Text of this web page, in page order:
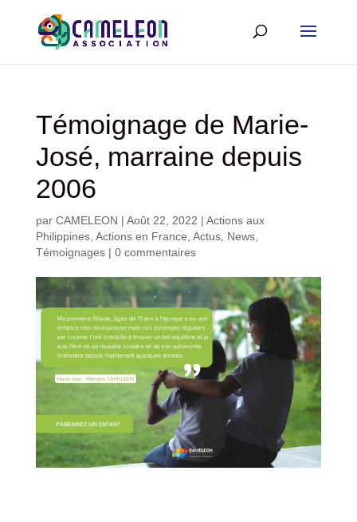
Témoignage de Marie-
José, marraine depuis
2006
par CAMELEON | Août 22, 2022 | Actions aux
Philippines, Actions en France Actus, News,
Témoignages| 0 commentaires